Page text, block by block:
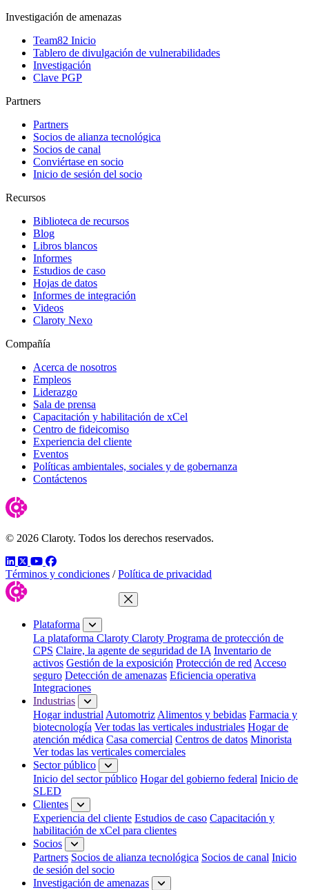
Investigación de amenazas
Team82 Inicio
Tablero de divulgación de vulnerabilidades
Investigación
Clave PGP
Partners
Partners
Socios de alianza tecnológica
Socios de canal
Conviértase en socio
Inicio de sesión del socio
Recursos
Biblioteca de recursos
Blog
Libros blancos
Informes
Estudios de caso
Hojas de datos
Informes de integración
Videos
Claroty Nexo
Compañía
Acerca de nosotros
Empleos
Liderazgo
Sala de prensa
Capacitación y habilitación de xCel
Centro de fideicomiso
Experiencia del cliente
Eventos
Políticas ambientales, sociales y de gobernanza
Contáctenos
© 2026 Claroty. Todos los derechos reservados.
LinkedIn
TwitterYouTube
Facebook
Términos y condiciones / Política de privacidad
Cerrar menú
Plataforma
La plataforma Claroty Claroty Programa de protección de
CPS Claire, la agente de seguridad de IA Inventario de
activos Gestión de la exposición Protección de red Acceso
seguro Detección de amenazas Eficiencia operativa
Integraciones
Industrias
Hogar industrial Automotriz Alimentos y bebidas Farmacia y
biotecnología Ver todas las verticales industriales Hogar de
atención médica Casa comercial Centros de datos Minorista
Ver todas las verticales comerciales
Sector público
Inicio del sector público Hogar del gobierno federal Inicio de
SLED
Clientes
Experiencia del cliente Estudios de caso Capacitación y
habilitación de xCel para clientes
Socios
Partners Socios de alianza tecnológica Socios de canal Inicio
de sesión del socio
Investigación de amenazas